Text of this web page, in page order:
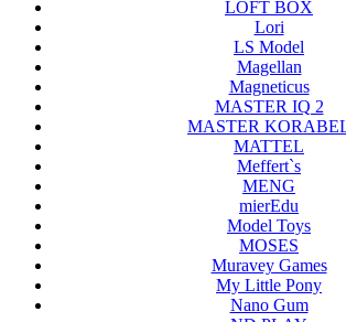
LOFT BOX
Lori
LS Model
Magellan
Magneticus
MASTER IQ 2
MASTER
MATTEL
Meffert`s
MENG
mierEdu
Model Toys
MOSES
Muravey Games
My Little Pony
Nano Gum